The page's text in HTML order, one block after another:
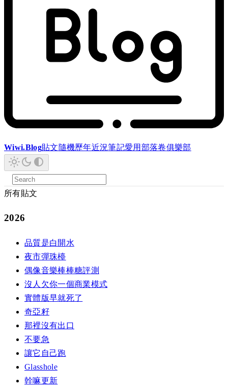
Wiwi.Blog貼文隨機歷年近況筆記愛用 部落卷俱樂部
所有貼文
2026
品質是白開水
夜市彈珠檯
偶像音樂棒棒糖評測
沒人欠你一個商業模式
實體版早就死了
奇亞籽
那裡沒有出口
不要急
讓它自己跑
Glasshole
幹嘛更新